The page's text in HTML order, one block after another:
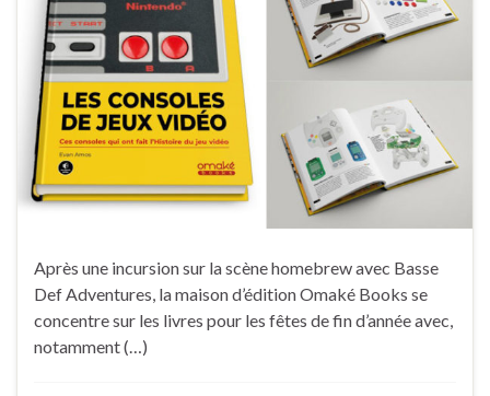
Après une incursion sur la scène homebrew avec Basse
Def Adventures, la maison d’édition Omaké Books se
concentre sur les livres pour les fêtes de fin d’année avec,
notamment (…)